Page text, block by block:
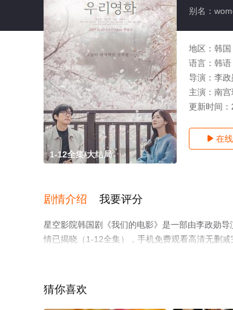
1-12全集/大结局
别名：
地区： 韩国
语言： 韩语
导演： 李政
主演： 南宫
更新时间：
 在
剧情介绍 我要评分
星空影院韩国剧《我们的电影》是一部由李政勋
情已揭晓（1-12全集），手机免费观看高清无删
猜你喜欢